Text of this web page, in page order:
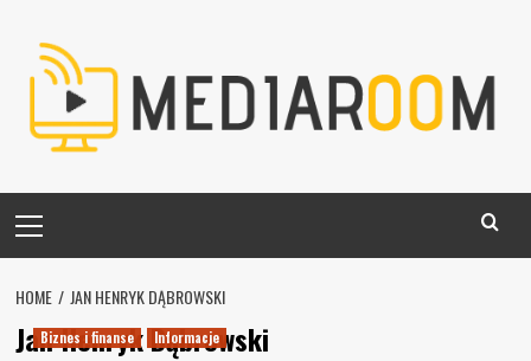
content
Menu
HOME JAN HENRYK DĄBROWSKI
Jan Henryk Dąbrowski
Biznes i finanse Informacje